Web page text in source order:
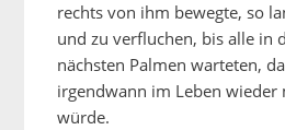
rechts von ihm bewegte, so
und zu verfluchen, bis alle in
nächsten Palmen warteten,
irgendwann im Leben wieder
würde.